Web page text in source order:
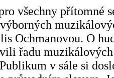
všechny přítomné
Ochmanovou. O
řadu
v sále si